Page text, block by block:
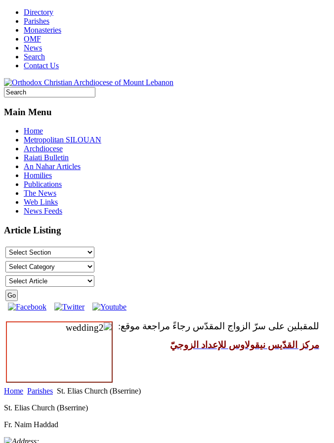
Directory
Parishes
Monasteries
OMF
News
Search
Contact Us
Main Menu
Home
Metropolitan SILOUAN
Archdiocese
Raiati Bulletin
An Nahar Articles
Homilies
Publications
The News
Web Links
News Feeds
Article Listing
للمقبلين على سرّ الزواج المقدّس رجاءً مراجعة موقع:
مركز القدّيس نيقولاوس للإعداد الزوجيّ
Home Parishes St. Elias Church (Bserrine)
St. Elias Church (Bserrine)
Fr. Naim Haddad